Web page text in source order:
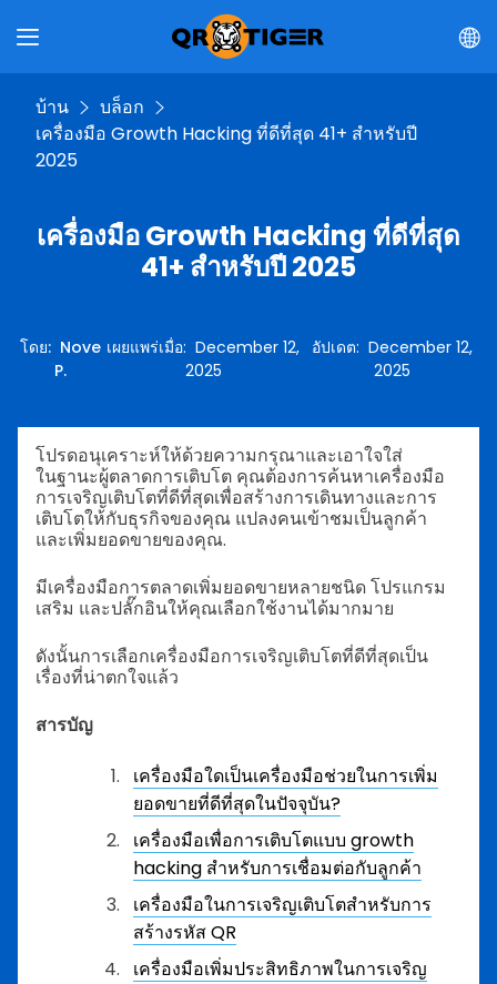
บ้าน
บล็อก
เครื่องมือ Growth Hacking ที่ดีที่สุด 41+ สำหรับปี
2025
เครื่องมือ Growth Hacking ที่ดีที่สุด
41+ สำหรับปี 2025
โดย: Nove
P.
เผยแพร่เมื่อ:December 12,
2025
อัปเดต: December 12,
2025
โปรดอนุเคราะห์ให้ด้วยความกรุณาและเอาใจใส่
ในฐานะผู้ตลาดการเติบโต คุณต้องการค้นหาเครื่องมือ
การเจริญเติบโตที่ดีที่สุดเพื่อสร้างการเดินทางและการ
เติบโตให้กับธุรกิจของคุณ แปลงคนเข้าชมเป็นลูกค้า
และเพิ่มยอดขายของคุณ.
มีเครื่องมือการตลาดเพิ่มยอดขายหลายชนิด โปรแกรม
เสริม และปลั๊กอินให้คุณเลือกใช้งานได้มากมาย
ดังนั้นการเลือกเครื่องมือการเจริญเติบโตที่ดีที่สุดเป็น
เรื่องที่น่าตกใจแล้ว
สารบัญ
เครื่องมือใดเป็นเครื่องมือช่วยในการเพิ่ม
ยอดขายที่ดีที่สุดในปัจจุบัน?
เครื่องมือเพื่อการเติบโตแบบ growth
hacking สำหรับการเชื่อมต่อกับลูกค้า
เครื่องมือในการเจริญเติบโตสำหรับการ
สร้างรหัส QR
เครื่องมือเพิ่มประสิทธิภาพในการเจริญ